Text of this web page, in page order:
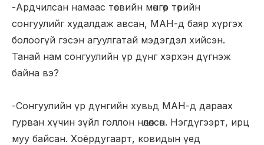
-Ардчилсан намаас төсвийн мөнгөөр төрийн
сонгуулийг худалдаж авсан, МАН-д баяр хүргэх
болоогүй гэсэн агуулгатай мэдэгдэл хийсэн.
Танай нам сонгуулийн үр дүнг хэрхэн дүгнэж
байна вэ?
-Сонгуулийн үр дүнгийн хувьд МАН-д дараах
гурван хүчин зүйл голлон нөлөөлсөн. Нэгдүгээрт, ирц
муу байсан. Хоёрдугаарт, ковидын үед